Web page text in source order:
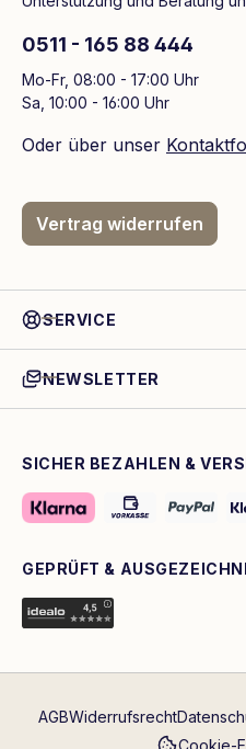
0511 - 165 88 444
Mo-Fr, 08:00 - 17:00 Uhr
Sa, 10:00 - 16:00 Uhr
Oder über unser
Vertrag widerrufen
SERVICE
NEWSLETTER
SICHER BEZAHLEN &
GEPRÜFT &
AGBWiderrufsrecht